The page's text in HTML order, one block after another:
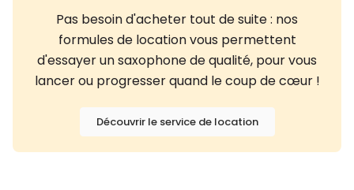
Pas besoin d'acheter tout de suite : nos
formules de location vous permettent
d'essayer un saxophone de qualité, pour vous
lancer ou progresser quand le coup de cœur !
Découvrir le service de location